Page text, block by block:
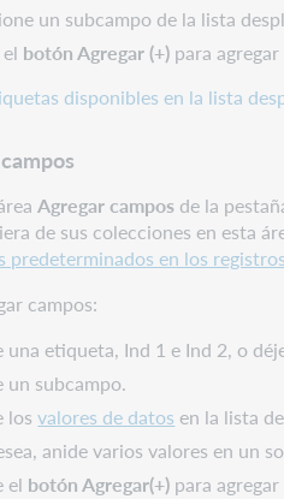
un subcampo de la lista
botón Agregar (+) para
disponibles en la lista
Agregar campos de la
de sus colecciones en esta
predeterminados en los registros
campos:
una etiqueta, Ind 1 e Ind 2, o
un subcampo.
losvalores de datos en la lista
anide varios valores en un
el botónAgregar(+)para